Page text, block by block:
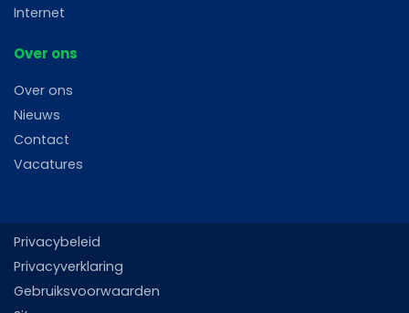
Internet
Over ons
Over ons
Nieuws
Contact
Vacatures
Privacybeleid
Privacyverklaring
Gebruiksvoorwaarden